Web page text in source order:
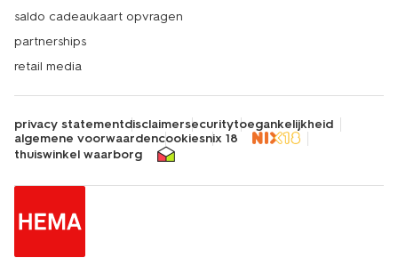
saldo cadeaukaart opvragen
partnerships
retail media
privacy statementdisclaimersecuritytoegankelijkheid
algemene voorwaardencookiesnix 18
thuiswinkel waarborg